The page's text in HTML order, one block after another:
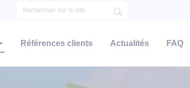
Références clients Actualités FAQ